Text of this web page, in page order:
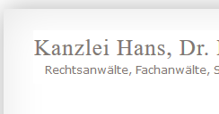
Inhalt
springen